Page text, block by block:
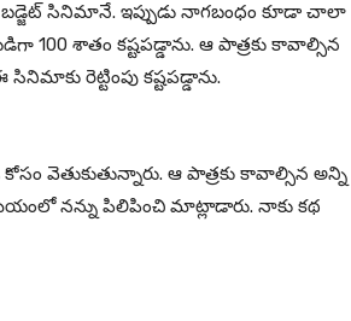
సినిమానే. ఇప్పుడు నాగబంధం కూడా చాలా
100 శాతం కష్టపడ్డాను. ఆ పాత్రకు కావాల్సిన
రెట్టింపు కష్టపడ్డాను.
వెతుకుతున్నారు. ఆ పాత్రకు కావాల్సిన అన్ని
నన్ను పిలిపించి మాట్లాడారు. నాకు కథ